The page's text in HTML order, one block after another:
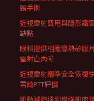
頸手術
近視雷射費用與隱形鐵
缺點
眼科提供相應導熱矽膠
雷射白內障
近視雷射精準安全恢復
君綺PTT評價